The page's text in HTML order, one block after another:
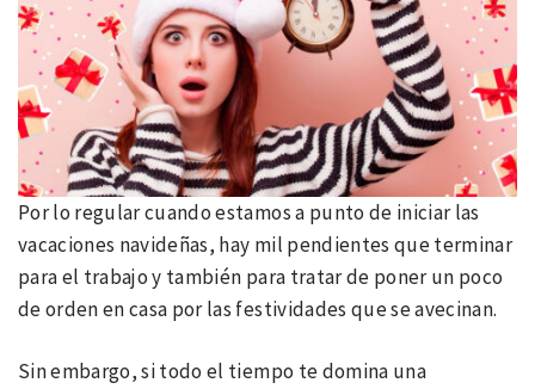
Por lo regular cuando estamos a punto de iniciar las
vacaciones navideñas, hay mil pendientes que terminar
para el trabajo y también para tratar de poner un poco
de orden en casa por las festividades que se avecinan.
Sin embargo, si todo el tiempo te domina una